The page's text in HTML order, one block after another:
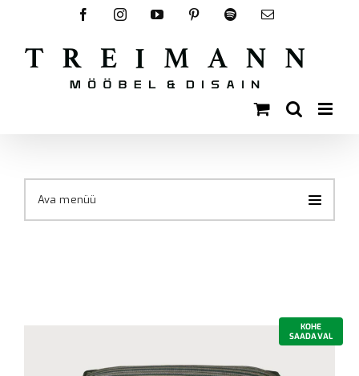
FacebookInstagramYouTube Pinterest SpotifyEmail
KOHE
SAADAVAL
Ava menüü